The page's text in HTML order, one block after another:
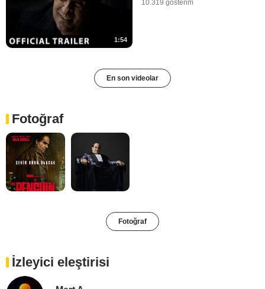
1:54
10.319 gösterim
En son videolar
Fotoğraf
Fotoğraf
İzleyici eleştirisi